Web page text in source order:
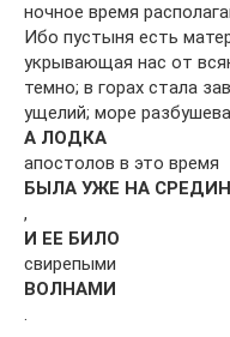
ночное время
Ибо пустыня есть
укрывающая нас от
темно; в горах стала
ущелий; море
А ЛОДКА
апостолов в это время
БЫЛА УЖЕ НА
,
И ЕЕ БИЛО
свирепыми
ВОЛНАМИ
.